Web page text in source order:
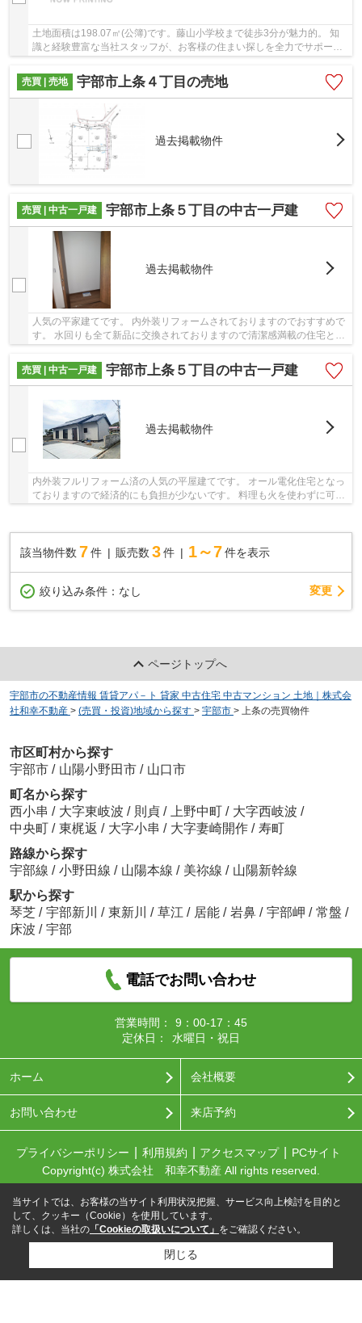
土地面積は198.07㎡(公簿)です。藤山小学校まで徒歩3分が魅力的。 知
識と経験豊富な当社スタッフが、お客様の住まい探しを全力でサポート
売買 | 売地
宇部市上条４丁目の売地
過去掲載物件
売買 | 中古一戸建 宇部市上条５丁目の中古一戸建
過去掲載物件
人気の平家建てです。 内外装リフォームされておりますのでおすすめで
す。 水回りも全て新品に交換されておりますので清潔感満載の住宅とな
っております。 間口の加工もされております...
売買 | 中古一戸建
宇部市上条５丁目の中古一戸建
過去掲載物件
内外装フルリフォーム済の人気の平屋建てです。 オール電化住宅となっ
ておりますので経済的にも負担が少ないです。 料理も火を使わずに可能
該当物件数 7件 販売数 3 件 1～7 件を表示
絞り込み条件： なし 変更
ページトップへ
宇部市の不動産情報 賃貸アパ－ト 貸家 中古住宅 中古マンション 土地｜株式会
社和幸不動産 > (売買・投資)地域から探す > 宇部市 > 上条の売買物件
市区町村から探す
宇部市 / 山陽小野田市 / 山口市
町名から探す
西小串 / 大字東岐波 / 則貞 / 上野中町 / 大字西岐波 /
中央町 / 東梶返 / 大字小串 / 大字妻崎開作 / 寿町
路線から探す
宇部線 / 小野田線 / 山陽本線 / 美祢線 / 山陽新幹線
駅から探す
琴芝 / 宇部新川 / 東新川 / 草江 / 居能 / 岩鼻 / 宇部岬 / 常盤 /
床波 / 宇部
電話でお問い合わせ
営業時間：
9：00-17：45
定休日：
水曜日・祝日
ホーム 会社概要
お問い合わせ 来店予約
プライバシーポリシー 利用規約 アクセスマップ
PCサイト
Copyright(c) 株式会社 和幸不動産 All rights reserved.
当サイトでは、お客様の当サイト利用状況把握、サービス向上検討を目的と
して、クッキー（Cookie）を使用しています。
詳しくは、当社の 「Cookieの取扱いについて」 をご確認ください。
閉じる